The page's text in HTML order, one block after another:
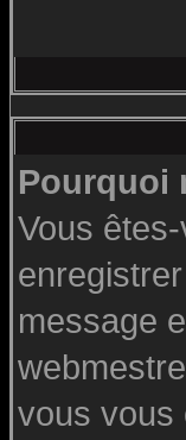
Pourquoi
Vous
message
vous vous